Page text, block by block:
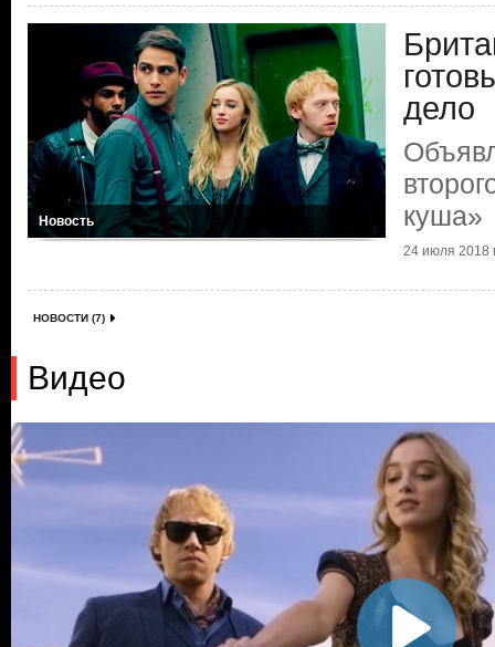
Новость
дело
куша»
24 июля 2018
НОВОСТИ (7)
Видео